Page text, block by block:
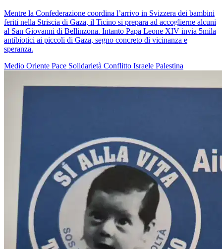
Mentre la Confederazione coordina l’arrivo in Svizzera dei bambini
feriti nella Striscia di Gaza, il Ticino si prepara ad accoglierne alcuni
al San Giovanni di Bellinzona. Intanto Papa Leone XIV invia 5mila
antibiotici ai piccoli di Gaza, segno concreto di vicinanza e
speranza.
Medio Oriente Pace Solidarietà Conflitto Israele Palestina